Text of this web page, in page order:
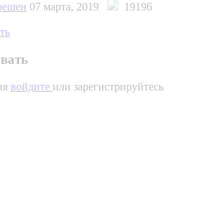
07 марта, 2019 19196
войдите или зарегистрируйтесь